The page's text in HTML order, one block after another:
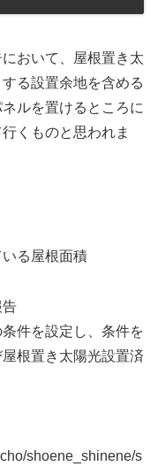
おいて、屋根置き太
る設置余地を含める
ルを置けるところに
くものと思われま
る屋根面積
告
件を設定し、条件を
根置き太陽光設置済
shoene_shinene/s